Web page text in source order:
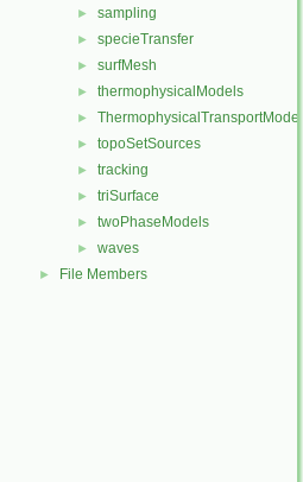
► sampling
► specieTransfer
► surfMesh
► thermophysicalModels
► ThermophysicalTransportModels
► topoSetSources
► tracking
► triSurface
► twoPhaseModels
► waves
► File Members